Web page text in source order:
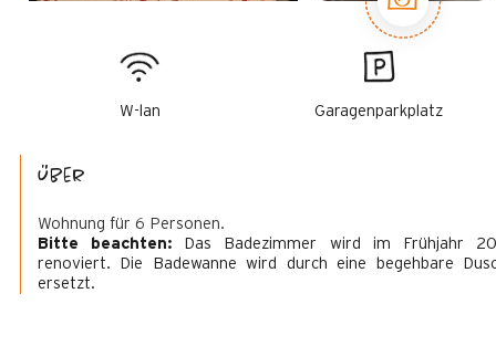
W-lan Garagenparkplatz
Über
Wohnung für 6 Personen.
Bitte beachten:
Das Badezimmer wird im Frühjahr
renoviert. Die Badewanne wird durch eine begehbare
ersetzt.